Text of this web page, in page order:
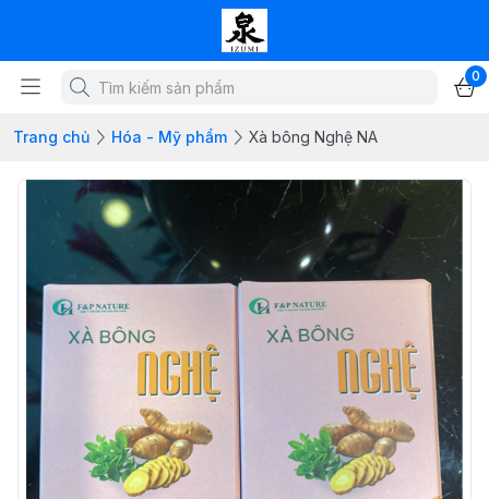
0
Trang chủ Hóa - Mỹ phẩm Xà bông Nghệ NA